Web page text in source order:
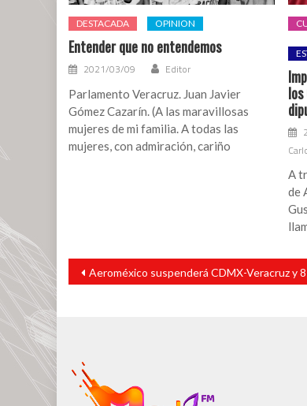
DESTACADA OPINION
Entender que no entendemos
2021/03/09 Editor
Parlamento Veracruz. Juan Javier
Gómez Cazarín. (A las maravillosas
mujeres de mi familia. A todas las
mujeres, con admiración, cariño
A
de
Navegación
entradas
Aeroméxico suspenderá CDMX-Veracruz y 8 rutas más